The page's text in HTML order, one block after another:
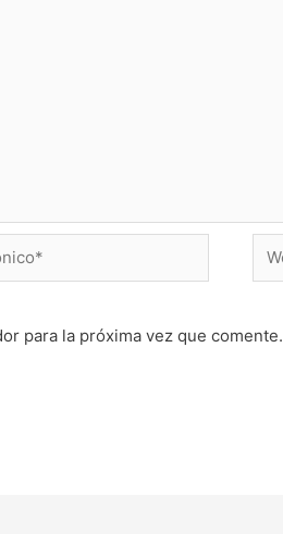
Web
para la próxima vez que comente.